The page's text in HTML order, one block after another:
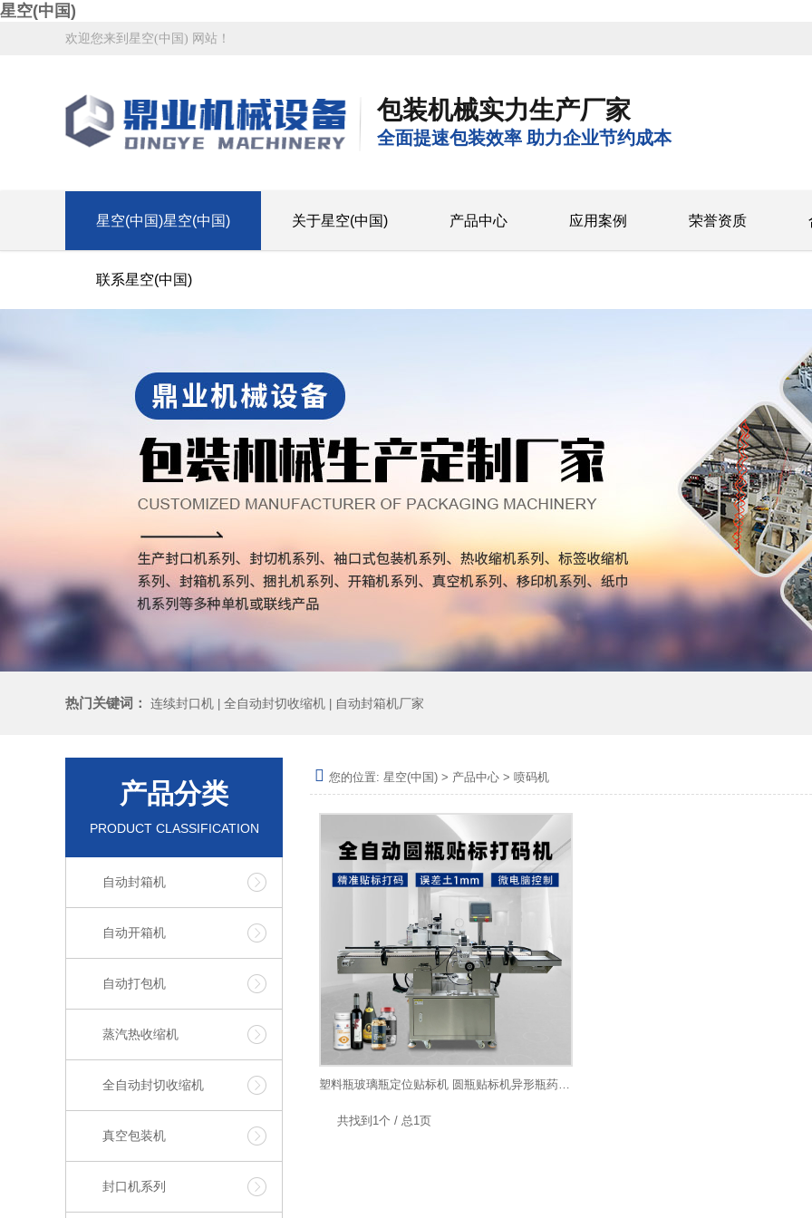
星空(中国)
欢迎您来到星空(中国) 网站！
包装机械实力生产厂家
全面提速包装效率 助力企业节约成本
星空(中国)星空(中国) 关于星空(中国) 产品中心 应用案例 荣誉资质
联系星空(中国)
热门关键词： 连续封口机 全自动封切收缩机 自动封箱机厂家
产品分类
PRODUCT CLASSIFICATION
自动封箱机
自动开箱机
自动打包机
蒸汽热收缩机
全自动封切收缩机
真空包装机
封口机系列
您的位置: 星空(中国) > 产品中心 > 喷码机
塑料瓶玻璃瓶定位贴标机 圆瓶贴标机异形瓶药瓶贴标签机
共找到1个 / 总1页